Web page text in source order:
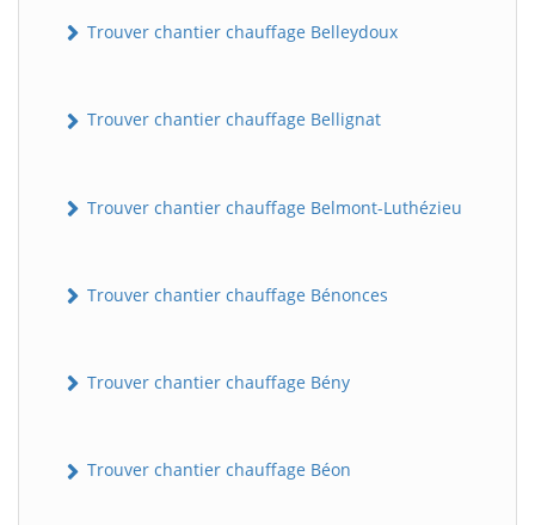
Trouver chantier chauffage Belleydoux
Trouver chantier chauffage Bellignat
Trouver chantier chauffage Belmont-Luthézieu
Trouver chantier chauffage Bénonces
Trouver chantier chauffage Bény
Trouver chantier chauffage Béon